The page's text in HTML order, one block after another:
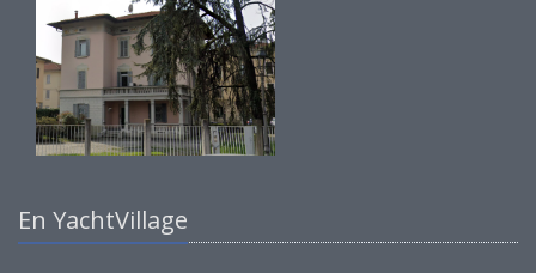
En YachtVillage